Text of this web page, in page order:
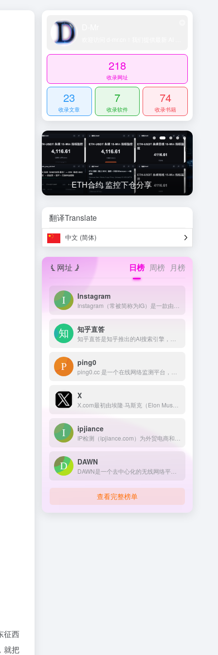
征西
就把
218
收录网址
23
收录文章
7
收录软件
74
收录书籍
JAVA设计模式
翻译Translate
中文 (简体)
网址 日榜 周榜 月榜
Instagram
知乎直答
ping0
X
ipjiance
DAWN
查看完整榜单